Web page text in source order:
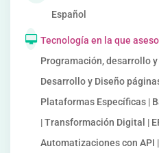
Español
Tecnología en la que
Programación, desarrollo
Desarrollo y Diseño
Plataformas Específicas |
| Transformación Digital |
Automatizaciones con API